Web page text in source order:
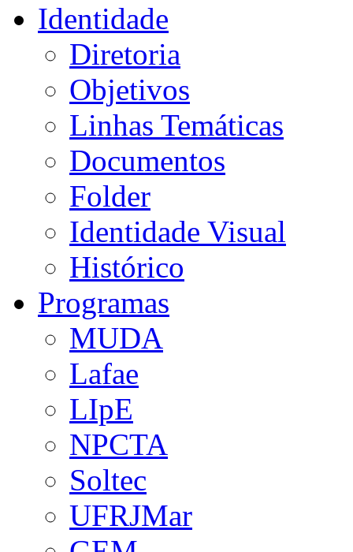
Identidade
Diretoria
Objetivos
Linhas Temáticas
Documentos
Folder
Identidade Visual
Histórico
Programas
MUDA
Lafae
LIpE
NPCTA
Soltec
UFRJMar